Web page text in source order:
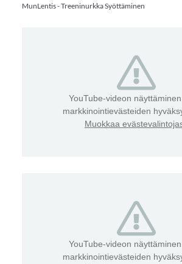
MunLentis - Treeninurkka Syöttäminen
YouTube-videon
markkinointievästeiden
Muokkaa
YouTube-videon
markkinointievästeiden